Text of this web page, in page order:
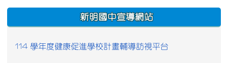
:::
新明國中宣導網站
114 學年度健康促進學校計畫輔導訪視平台